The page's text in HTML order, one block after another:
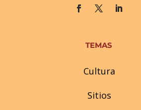
TEMAS
Cultura
Sitios